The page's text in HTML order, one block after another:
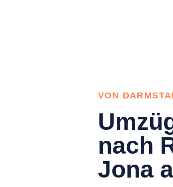
VON
nach
Jona